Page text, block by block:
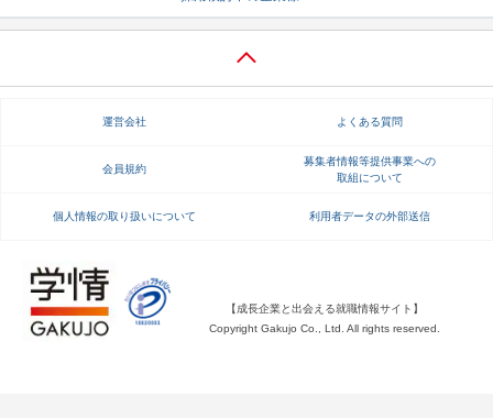
就活ニュースペーパー よくある質問
不明点があればこちら
運営会社 よくある質問
会員規約
募集者情報等提供事業への
取組について
個人情報の取り扱いについて 利用者データの外部送信
【成長企業と出会える就職情報サイト】
Copyright Gakujo Co., Ltd. All rights reserved.